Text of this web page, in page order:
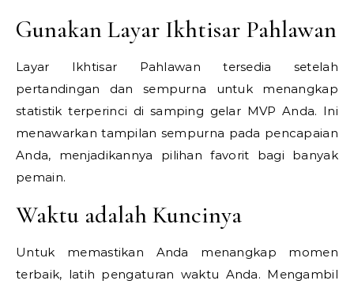
Gunakan Layar Ikhtisar Pahlawan
Layar Ikhtisar Pahlawan tersedia setelah
pertandingan dan sempurna untuk menangkap
statistik terperinci di samping gelar MVP Anda. Ini
menawarkan tampilan sempurna pada pencapaian
Anda, menjadikannya pilihan favorit bagi banyak
pemain.
Waktu adalah Kuncinya
Untuk memastikan Anda menangkap momen
terbaik, latih pengaturan waktu Anda. Mengambil